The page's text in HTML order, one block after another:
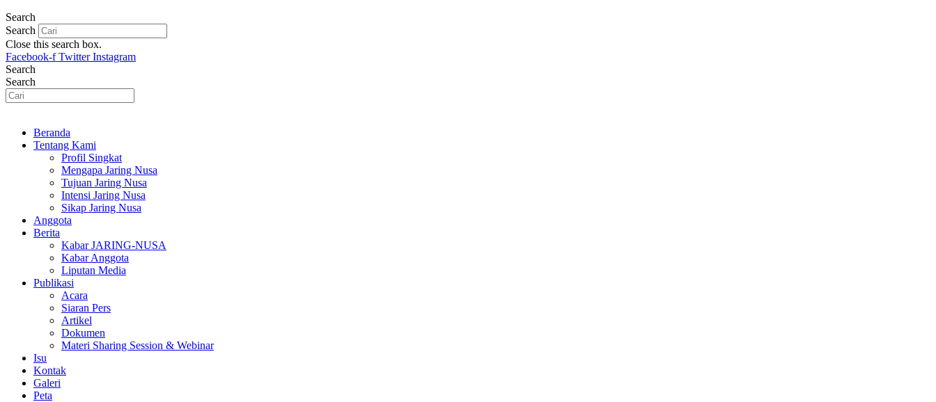
Search
Search
Close this search box.
Facebook-f Twitter Instagram
Search
Search
Beranda
Tentang Kami
Profil Singkat
Mengapa Jaring Nusa
Tujuan Jaring Nusa
Intensi Jaring Nusa
Sikap Jaring Nusa
Anggota
Berita
Kabar JARING-NUSA
Kabar Anggota
Liputan Media
Publikasi
Acara
Siaran Pers
Artikel
Dokumen
Materi Sharing Session & Webinar
Isu
Kontak
Galeri
Peta